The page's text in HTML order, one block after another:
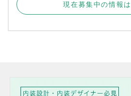
現在募集中の情報